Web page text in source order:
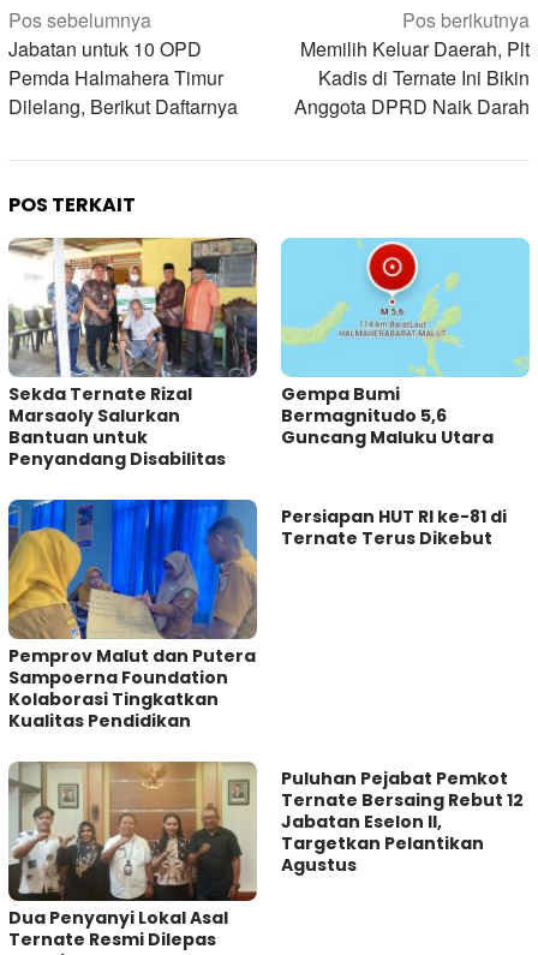
Navigasi
pos
Pos sebelumnya
Jabatan untuk 10 OPD
Pemda Halmahera Timur
Dilelang, Berikut Daftarnya
Pos berikutnya
Memilih Keluar Daerah, Plt
Kadis di Ternate Ini Bikin
Anggota DPRD Naik Darah
POS TERKAIT
Sekda Ternate Rizal
Marsaoly Salurkan
Bantuan untuk
Penyandang Disabilitas
Gempa Bumi
Bermagnitudo 5,6
Guncang Maluku Utara
Pemprov Malut dan Putera
Sampoerna Foundation
Kolaborasi Tingkatkan
Kualitas Pendidikan
Persiapan HUT RI ke-81 di
Ternate Terus Dikebut
Dua Penyanyi Lokal Asal
Ternate Resmi Dilepas
Puluhan Pejabat Pemkot
Ternate Bersaing Rebut 12
Jabatan Eselon II,
Targetkan Pelantikan
Agustus